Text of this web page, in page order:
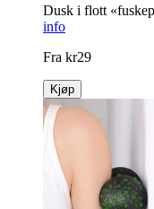
Dusk i flott
info
Fra kr29
Kjøp